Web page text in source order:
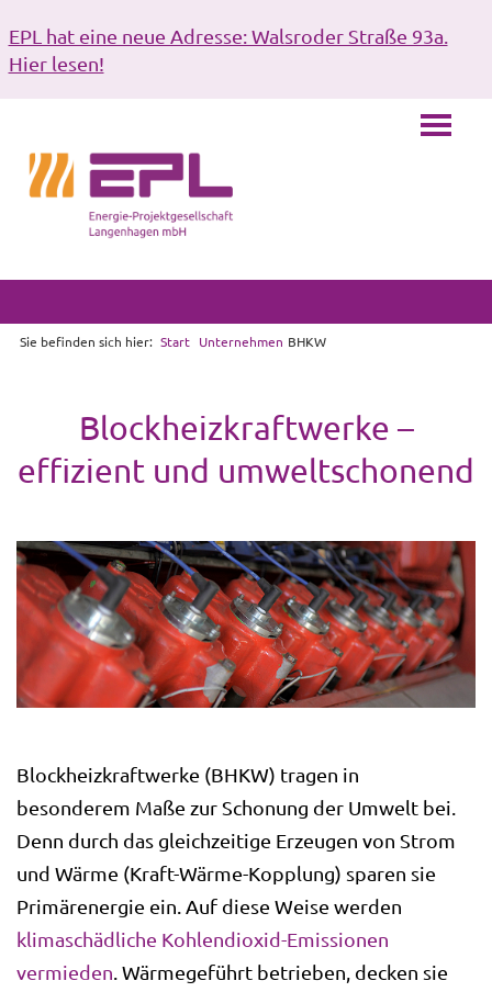
EPL hat eine neue Adresse: Walsroder Straße 93a.
Hier lesen!
Sie befinden sich hier: Start Unternehmen BHKW
Blockheizkraftwerke –
effizient und umweltschonend
Blockheizkraftwerke (BHKW) tragen in
besonderem Maße zur Schonung der Umwelt bei.
Denn durch das gleichzeitige Erzeugen von Strom
und Wärme (Kraft-Wärme-Kopplung) sparen sie
Primärenergie ein. Auf diese Weise werden
klimaschädliche Kohlendioxid-Emissionen
vermieden . Wärmegeführt betrieben, decken sie